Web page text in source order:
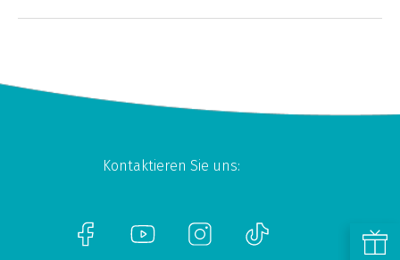
Kontaktieren Sie uns: